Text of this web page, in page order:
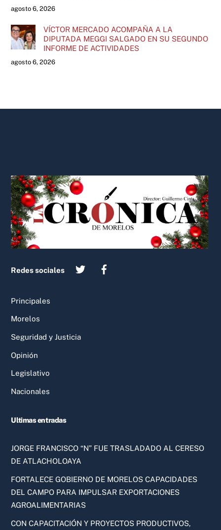
agosto 6, 2026
VÍCTOR MERCADO ACOMPAÑA A LA
DIPUTADA MEGGI SALGADO EN SU SEGUNDO
INFORME DE ACTIVIDADES
agosto 6, 2026
To
Top
Redes sociales
Principales
Morelos
Seguridad y Justicia
Opinión
Legislativo
Nacionales
Ultimas entradas
JORGE FRANCISCO “N” FUE TRASLADADO AL CERESO
DE ATLACHOLOAYA
FORTALECE GOBIERNO DE MORELOS CAPACIDADES
DEL CAMPO PARA IMPULSAR EXPORTACIONES
AGROALIMENTARIAS
CON CAPACITACIÓN Y PROYECTOS PRODUCTIVOS,